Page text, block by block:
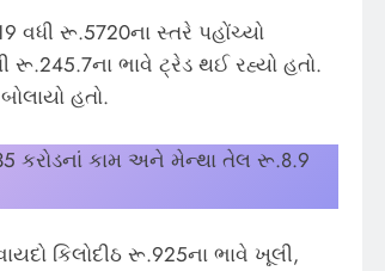
વધી રૂ.5720ના સ્તરે પહોંચ્યો
ભાવે ટ્રેડ થઈ રહ્યો હતો.
હતો.
કરોડનાં કામ અને મેન્થા તેલ રૂ.8.9
કિલોદીઠ રૂ.925ના ભાવે ખૂલી,